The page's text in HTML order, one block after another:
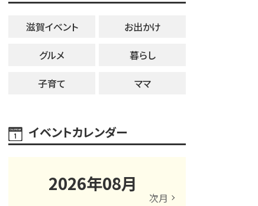
滋賀イベント
お出かけ
グルメ
暮らし
子育て
ママ
イベントカレンダー
2026年08月
次月